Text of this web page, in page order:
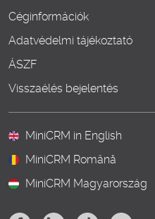
Céginformációk
Adatvédelmi tájékoztató
ÁSZF
Visszaélés bejelentés
MiniCRM in English
MiniCRM Română
MiniCRM Magyarország